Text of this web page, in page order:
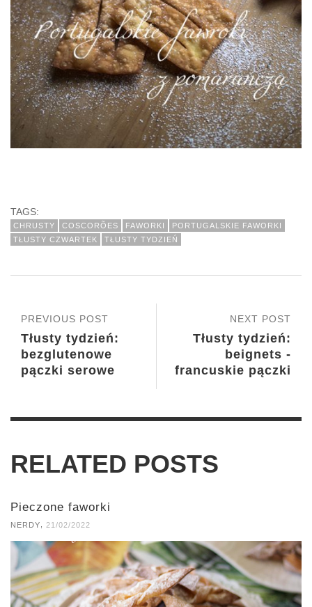
TAGS:
CHRUSTY COSCORÕES FAWORKI
PORTUGALSKIE FAWORKI
TŁUSTY CZWARTEK
TŁUSTY TYDZIEŃ
NEXT POST
Tłusty tydzień:
beignets -
francuskie pączki
PREVIOUS POST
Tłusty tydzień:
bezglutenowe
pączki serowe
RELATED POSTS
Pieczone faworki
NERDY 21/02/2022